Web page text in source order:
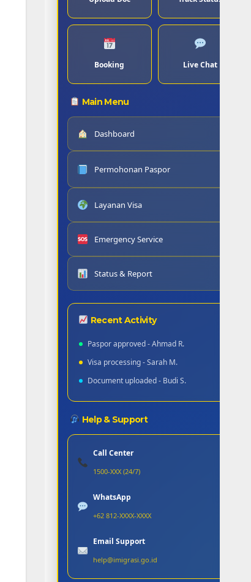
Booking Live Chat
Main Menu
Dashboard
Permohonan Paspor
Layanan Visa
Emergency Service
Status & Report
Recent Activity
Paspor approved - Ahmad R.
Visa processing - Sarah M.
Document uploaded - Budi S.
Help & Support
Call Center
1500-XXX (24/7)
WhatsApp
+62 812-XXXX-XXXX
Email Support
help@imigrasi.go.id